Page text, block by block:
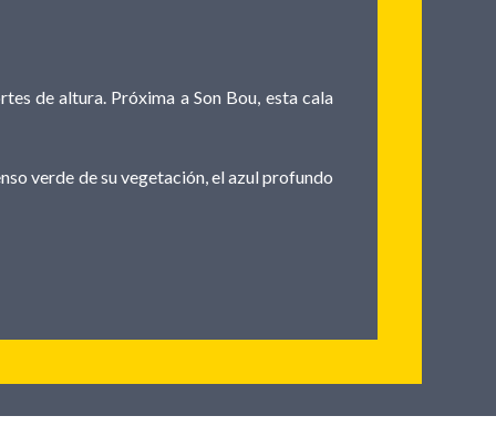
de altura. Próxima a Son Bou, esta cala
verde de su vegetación, el azul profundo